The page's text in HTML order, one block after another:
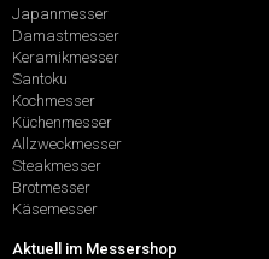
Japanmesser
Damastmesser
Keramikmesser
Santoku
Kochmesser
Küchenmesser
Allzweckmesser
Steakmesser
Brotmesser
Käsemesser
Aktuell im Messershop